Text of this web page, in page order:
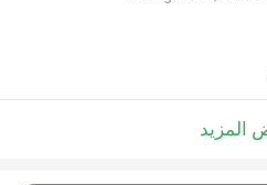
المزيد